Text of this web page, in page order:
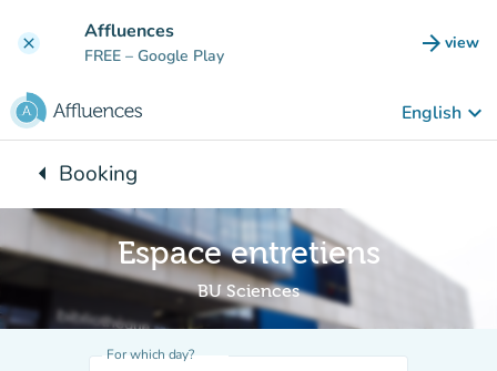
clear Affluences
FREE – Google Play arrow_forward view
(new
English keyboard_arrow_down
arrow_leftBack to:
Booking
Espace entretiens
BU Sciences
For which day?